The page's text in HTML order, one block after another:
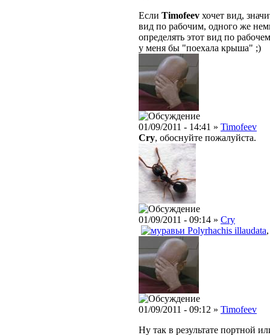
Если Timofeev хочет вид,
вид по рабочим, одного же
определять этот вид по
у меня бы "поехала крыша" ;)
01/09/2011 - 14:41 » Timofeev
Cry, обоснуйте пожалуйста.
01/09/2011 - 09:14 » Cry
Polyrhachis illaudata
01/09/2011 - 09:12 » Timofeev
Ну так в результате портной